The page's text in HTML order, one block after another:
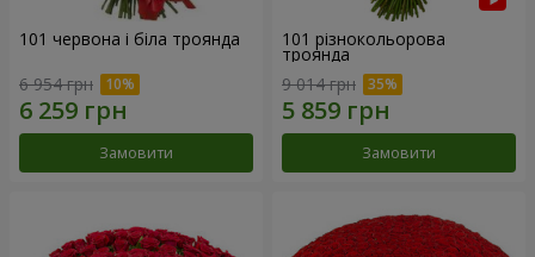
101 червона і біла троянда
6 954 грн
Замовити
101 різнокольорова
троянда
9 014 грн
Замовити